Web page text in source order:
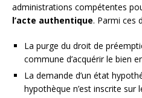
administrations compétentes
l’acte authentique. Parmi ces
La purge du droit de
commune d’acquérir le bien
La demande d’un état
hypothèque n’est inscrite sur